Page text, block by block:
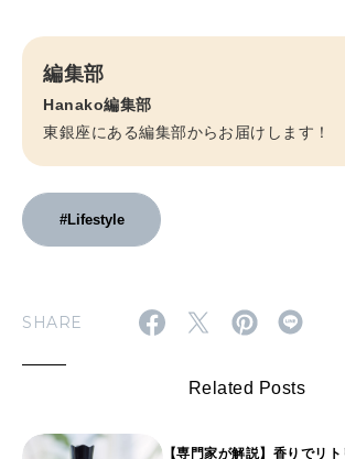
編集部
Hanako編集部
東銀座にある編集部からお届けします！
#Lifestyle
SHARE
Related Posts
【専門家が解説】香りでリ